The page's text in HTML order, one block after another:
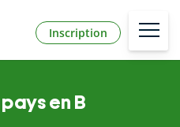
Inscription
en B